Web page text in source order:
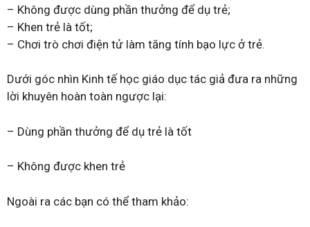
– Không được dùng phần thưởng để dụ trẻ;
– Khen trẻ là tốt;
– Chơi trò chơi điện tử làm tăng tính bạo lực ở trẻ.
Dưới góc nhìn Kinh tế học giáo dục tác giả đưa ra những
lời khuyên hoàn toàn ngược lại:
– Dùng phần thưởng để dụ trẻ là tốt
– Không được khen trẻ
Ngoài ra các bạn có thể tham khảo: